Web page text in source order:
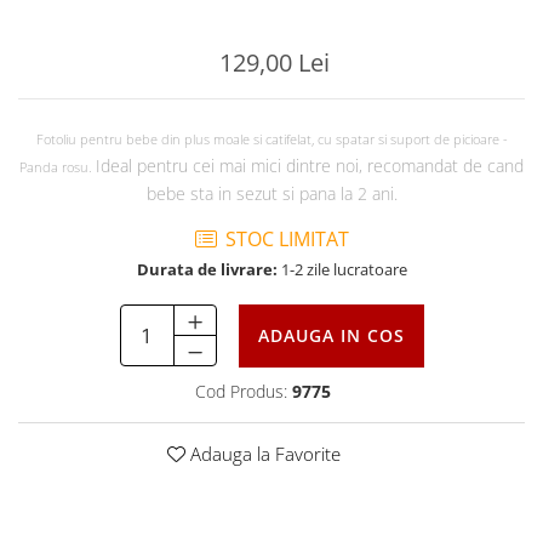
129,00 Lei
Fotoliu pentru bebe din plus moale si catifelat, cu spatar si suport de picioare -
Panda rosu. Ideal pentru cei mai mici dintre noi, recomandat de cand
bebe sta in sezut si pana la 2 ani.
STOC LIMITAT
Durata de livrare: 1-2 zile lucratoare
ADAUGA IN COS
Cod Produs: 9775
Adauga la Favorite